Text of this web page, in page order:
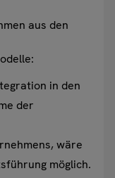
aus den
in den
der
wäre
möglich.